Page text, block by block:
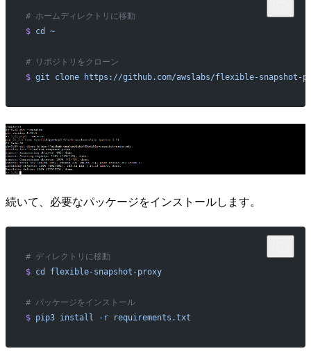
# ホームディレクトリに移動
$ cd ~
# リポジトリをクローン
$ git clone https://github.com/awslabs/flexible-snapshot-
続いて、必要なパッケージをインストールします。
# ディレクトリに移動
$ cd flexible-snapshot-proxy
# パッケージをインストール
$ pip3 install -r requirements.txt